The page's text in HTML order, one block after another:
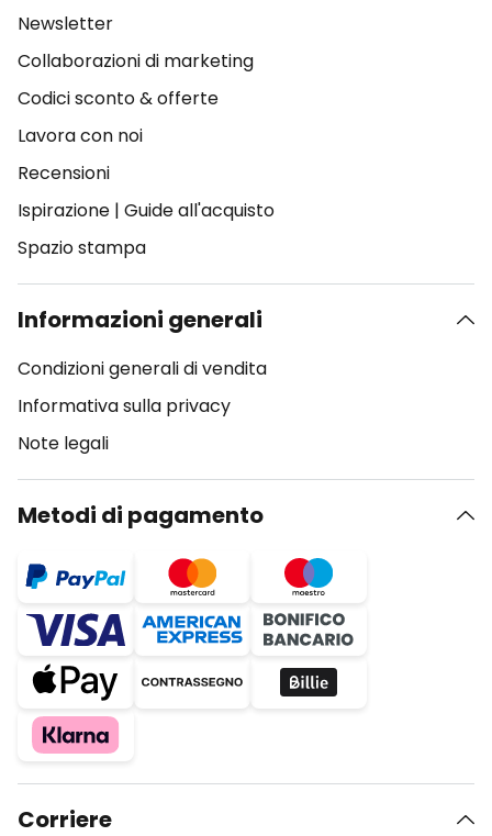
Newsletter
Collaborazioni di marketing
Codici sconto & offerte
Lavora con noi
Recensioni
Ispirazione | Guide all'acquisto
Spazio stampa
Informazioni generali
Condizioni generali di vendita
Informativa sulla privacy
Note legali
Metodi di pagamento
Corriere